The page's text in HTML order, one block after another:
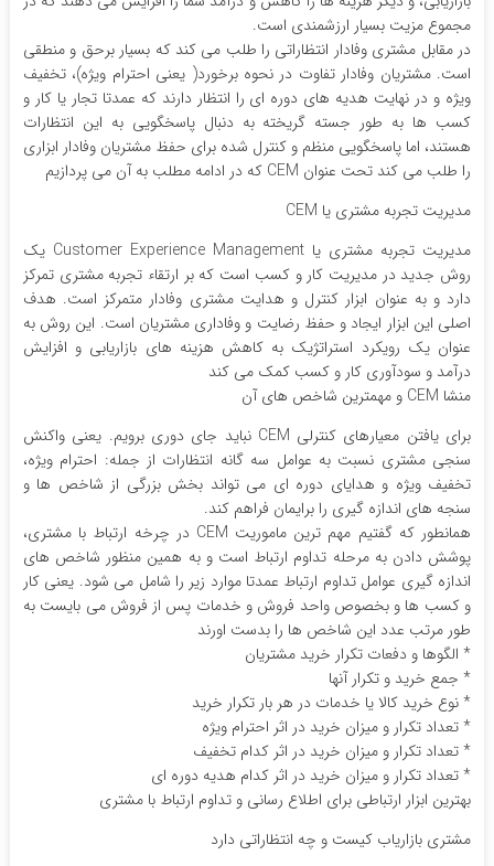
مجموع مزیت بسیار ارزشمندی است.
در مقابل مشتری وفادار انتظاراتی را طلب می کند که بسیار برحق و منطقی
است. مشتریان وفادار تفاوت در نحوه برخورد( یعنی احترام ویژه)، تخفیف
ویژه و در نهایت هدیه های دوره ای را انتظار دارند که عمدتا تجار یا کار و
کسب ها به طور جسته گریخته به دنبال پاسخگویی به این انتظارات
هستند، اما پاسخگویی منظم و کنترل شده برای حفظ مشتریان وفادار ابزاری
را طلب می کند تحت عنوان CEM که در ادامه مطلب به آن می پردازیم
مدیریت تجربه مشتری یا CEM
مدیریت تجربه مشتری یا Customer Experience Management یک
روش جدید در مدیریت کار و کسب است که بر ارتقاء تجربه مشتری تمرکز
دارد و به عنوان ابزار کنترل و هدایت مشتری وفادار متمرکز است. هدف
اصلی این ابزار ایجاد و حفظ رضایت و وفاداری مشتریان است. این روش به
عنوان یک رویکرد استراتژیک به کاهش هزینه های بازاریابی و افزایش
درآمد و سودآوری کار و کسب کمک می کند
منشا CEM و مهمترین شاخص های آن
برای یافتن معیارهای کنترلی CEM نباید جای دوری برویم. یعنی واکنش
سنجی مشتری نسبت به عوامل سه گانه انتظارات از جمله: احترام ویژه،
تخفیف ویژه و هدایای دوره ای می تواند بخش بزرگی از شاخص ها و
سنجه های اندازه گیری را برایمان فراهم کند.
همانطور که گفتیم مهم ترین ماموریت CEM در چرخه ارتباط با مشتری،
پوشش دادن به مرحله تداوم ارتباط است و به همین منظور شاخص های
اندازه گیری عوامل تداوم ارتباط عمدتا موارد زیر را شامل می شود. یعنی کار
و کسب ها و بخصوص واحد فروش و خدمات پس از فروش می بایست به
طور مرتب عدد این شاخص ها را بدست اورند
* الگوها و دفعات تکرار خرید مشتریان
* جمع خرید و تکرار آنها
* نوع خرید کالا یا خدمات در هر بار تکرار خرید
* تعداد تکرار و میزان خرید در اثر احترام ویژه
* تعداد تکرار و میزان خرید در اثر کدام تخفیف
* تعداد تکرار و میزان خرید در اثر کدام هدیه دوره ای
بهترین ابزار ارتباطی برای اطلاع رسانی و تداوم ارتباط با مشتری
مشتری بازاریاب کیست و چه انتظاراتی دارد